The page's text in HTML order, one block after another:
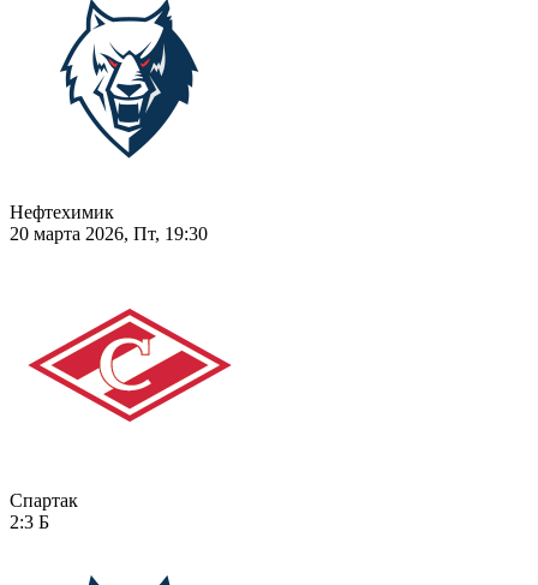
Нефтехимик
20 марта 2026, Пт, 19:30
Спартак
2:3 Б